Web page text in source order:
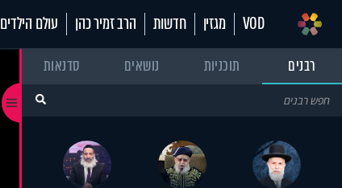
VOD מגזין חדשות הרב זמיר כהן עולם הילדים
רבנים
תוכניות נושאים סדנאות